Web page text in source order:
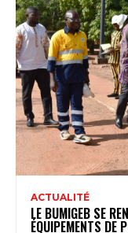
ACTUALITÉ
LE BUMIGEB SE
ÉQUIPEMENTS DE